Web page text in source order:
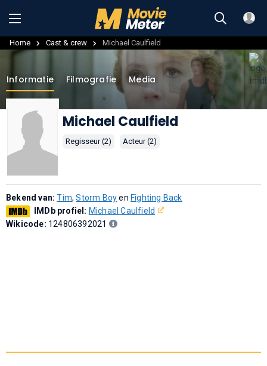
Home Cast & crew Michael Caulfield
Informatie Filmografie Media
Michael Caulfield
Regisseur (2) Acteur (2)
Bekend van:Tim,Storm Boyen Fighting Back
IMDb profiel: Michael Caulfield
Wikicode: 124806392021